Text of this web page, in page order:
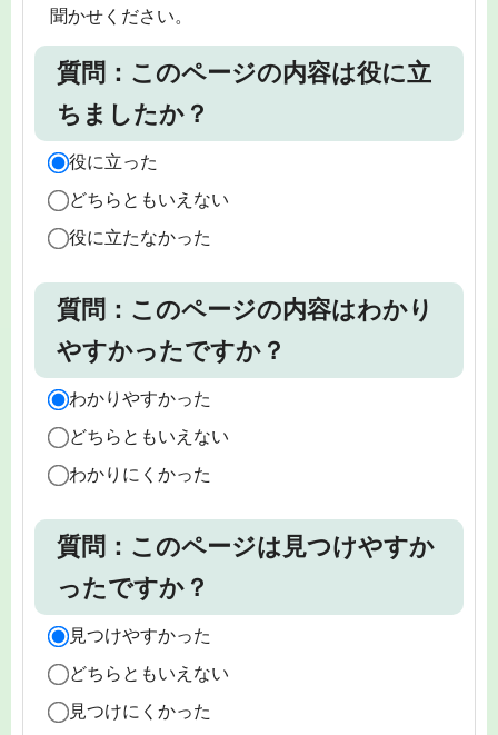
聞かせください。
質問：このページの内容は役に立
ちましたか？
役に立った
どちらともいえない
役に立たなかった
質問：このページの内容はわかり
やすかったですか？
わかりやすかった
どちらともいえない
わかりにくかった
質問：このページは見つけやすか
ったですか？
見つけやすかった
どちらともいえない
見つけにくかった